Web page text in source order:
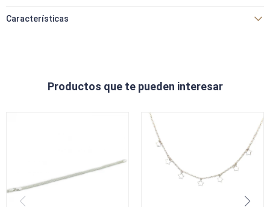
Características
Productos que te pueden interesar